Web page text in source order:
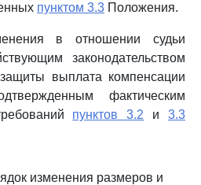
пунктом 3.3 Положения.
в отношении судьи
законодательством
выплата компенсации
фактическим
пунктов 3.2 и3.3
изменения размеров и